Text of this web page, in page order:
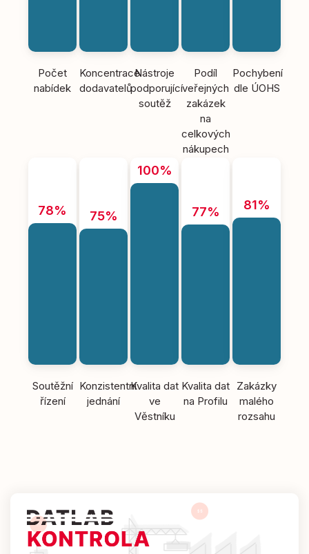
Počet
nabídek
Koncentrace
dodavatelů
Nástroje
podporující
soutěž
Podíl
veřejných
zakázek
na
celkových
nákupech
Pochybení
dle ÚOHS
78%
Soutěžní
řízení
75%
Konzistentní
jednání
100%
Kvalita dat
ve
Věstníku
77%
Kvalita dat
na Profilu
81%
Zakázky
malého
rozsahu